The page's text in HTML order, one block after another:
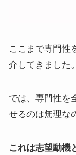
ここまで専門性
介してきました。
では、専門性を
せるのは無理な
これは志望動機